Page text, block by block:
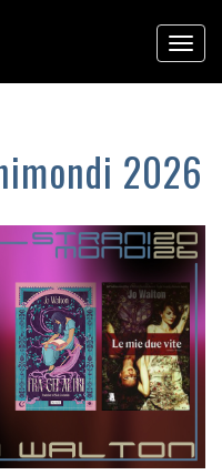
Menu
2026